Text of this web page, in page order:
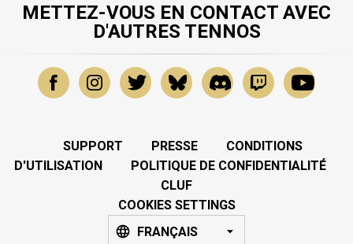
METTEZ-VOUS EN CONTACT AVEC
D'AUTRES TENNOS
SUPPORT PRESSE
CONDITIONS
D'UTILISATION
POLITIQUE DE CONFIDENTIALITÉ
CLUF
COOKIES SETTINGS
FRANÇAIS